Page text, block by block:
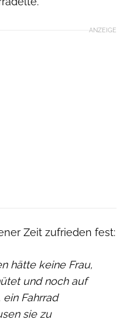
ANZEIGE
Zeit zufrieden fest:
hätte keine Frau,
und noch auf
Fahrrad
sie zu